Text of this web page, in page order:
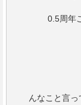
0.5周年
んなこと言